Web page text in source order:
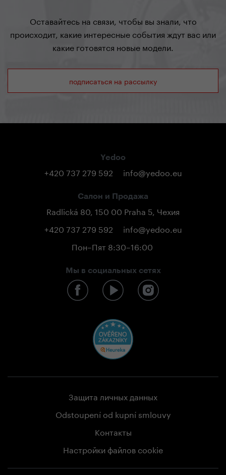
Оставайтесь на связи, чтобы вы знали, что
происходит, какие интересные события ждут вас или
какие готовятся новые модели.
подписаться на рассылку
Yedoo
+420 737 279 592 info@yedoo.eu
Салон и Продажа
Radlická 80, 150 00 Praha 5, Чехия
+420 737 279 592
info@yedoo.eu
Пон–Пят 8:30–16:00
Мы в социальных сетях
Защита личных данных
Odstoupení od kupní smlouvy
Контакты
Настройки файлов cookie